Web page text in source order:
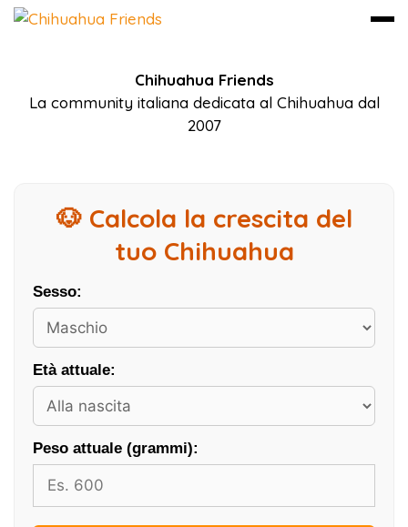
Chihuahua Friends
La community italiana dedicata al Chihuahua dal
2007
🐶 Calcola la crescita del
tuo Chihuahua
Sesso:
Età attuale:
Peso attuale (grammi):